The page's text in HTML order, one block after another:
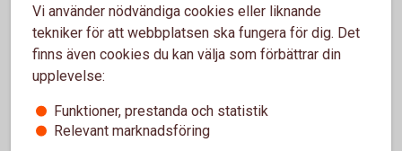
En försäljning innan förfallodagen kan resultera i förlust
om obligationen säljs till en lägre kurs än
anskaffningskursen. Kursförlust kan helt eller delvis
kompenseras av tidigare utbetalda kuponger.
Beroende på emittent och marknadsklimat så kan det ta
tid en viss tid att sälja en obligation.
Marknadsvärdet kan påverkas av allmänna
Vi använder nödvändiga cookies eller liknande
tekniker för att webbplatsen ska fungera för dig. Det
finns även cookies du kan välja som förbättrar din
upplevelse:
Funktioner, prestanda och statistik
Relevant marknadsföring